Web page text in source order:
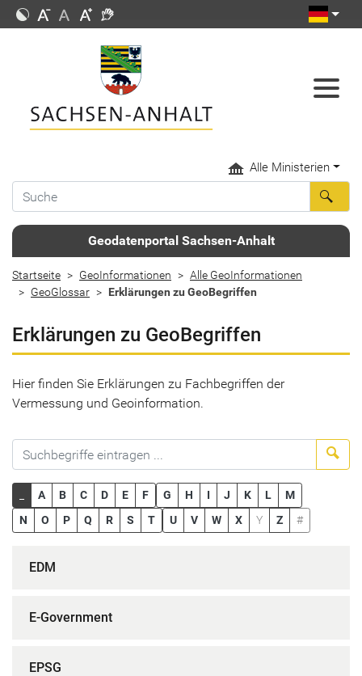
Alle Ministerien
Geodatenportal Sachsen-Anhalt
Startseite GeoInformationen
Alle GeoInformationen
GeoGlossar
Erklärungen zu GeoBegriffen
Erklärungen zu GeoBegriffen
Hier finden Sie Erklärungen zu Fachbegriffen der
Vermessung und Geoinformation.
A B C D E F G H I J K L
M
N
O P Q R S T U V W X Y Z #
EDM
E-Government
EPSG